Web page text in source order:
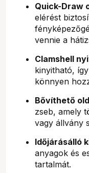
Quick-Draw
elérést
vennie a
Clamshell
kinyitható,
könnyen
Bővíthető
zseb, amely
vagy állvány
Időjárásálló
anyagok és
tartalmát.